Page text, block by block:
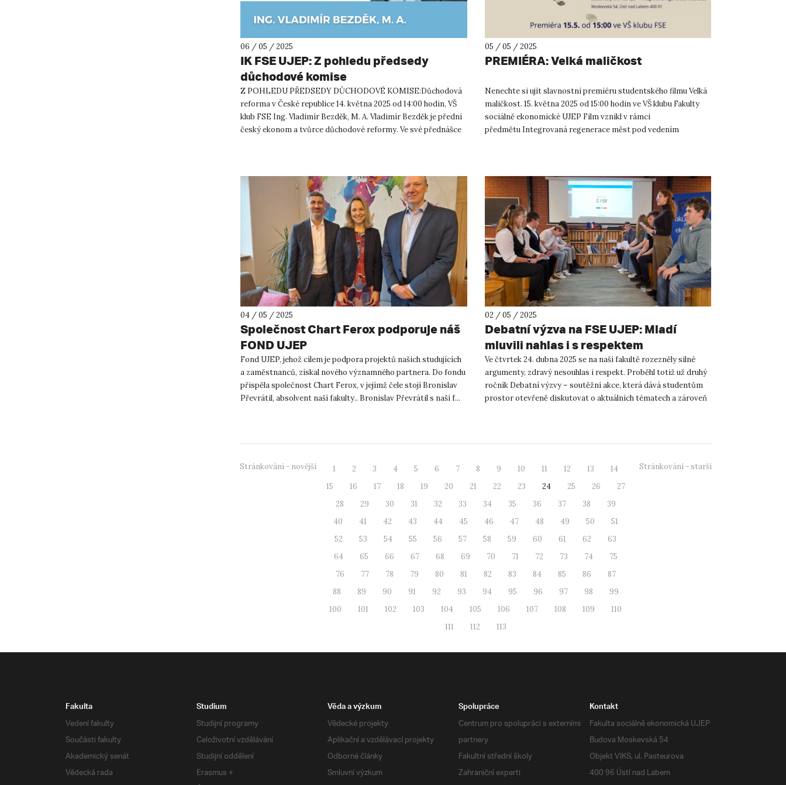
06 / 05 / 2025
IK FSE UJEP: Z pohledu předsedy
důchodové komise
Z POHLEDU PŘEDSEDY DŮCHODOVÉ KOMISE:Důchodová
reforma v České republice 14. května 2025 od 14:00 hodin, VŠ
klub FSE Ing. Vladimír Bezděk, M. A. Vladimír Bezděk je přední
český ekonom a tvůrce důchodové reformy. Ve své přednášce
05 / 05 / 2025
PREMIÉRA: Velká maličkost
Nenechte si ujít slavnostní premiéru studentského filmu Velká
maličkost. 15. května 2025 od 15:00 hodin ve VŠ klubu Fakulty
sociálně ekonomické UJEP Film vznikl v rámci
předmětu Integrovaná regenerace měst pod vedením
04 / 05 / 2025
Společnost Chart Ferox podporuje náš
FOND UJEP
Fond UJEP, jehož cílem je podpora projektů našich studujících
a zaměstnanců, získal nového významného partnera. Do fondu
přispěla společnost Chart Ferox, v jejímž čele stojí Bronislav
Převrátil, absolvent naší fakulty.. Bronislav Převrátil s naší f...
02 / 05 / 2025
Debatní výzva na FSE UJEP: Mladí
mluvili nahlas i s respektem
Ve čtvrtek 24. dubna 2025 se na naší fakultě rozezněly silné
argumenty, zdravý nesouhlas i respekt. Proběhl totiž už druhý
ročník Debatní výzvy – soutěžní akce, která dává studentům
prostor otevřeně diskutovat o aktuálních tématech a zároveň
Stránkování - novější 1 2 3 4 5 6 7 8 9 10 11 12 13
14
15
16 17 18 19 20 21 22 23 24 25 26
27
28
29 30 31 32 33 34 35 36 37 38
39
40
41 42 43 44 45 46 47 48 49 50
51
52
53 54 55 56 57 58 59 60 61 62
63
64
65 66 67 68 69 70 71 72 73 74
75
76
77 78 79 80 81 82 83 84 85 86
87
88
89 90 91 92 93 94 95 96 97 98
99
100
101 102 103 104 105 106 107 108 109
110
111
112 113
Stránkování - starší
Fakulta
Vedení fakulty
Součásti fakulty
Akademický senát
Vědecká rada
Studium
Studijní programy
Celoživotní vzdělávání
Studijní oddělení
Erasmus +
Věda a výzkum
Vědecké projekty
Aplikační a vzdělávací projekty
Odborné články
Smluvní výzkum
Spolupráce
Centrum pro spolupráci s externími
partnery
Fakultní střední školy
Zahraniční experti
Kontakt
Fakulta sociálně ekonomická UJEP
Budova Moskevská 54
Objekt VIKS, ul. Pasteurova
400 96 Ústí nad Labem